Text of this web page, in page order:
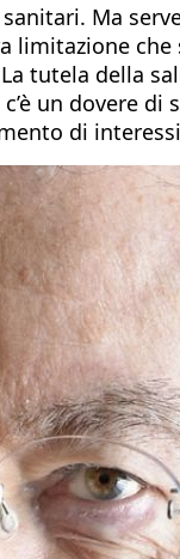
Ma
limitazione
tutela della
un dovere
di